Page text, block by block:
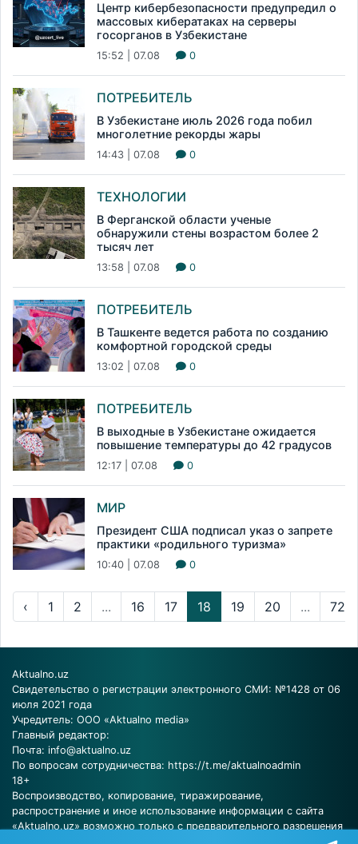
Центр кибербезопасности предупредил о
массовых кибератаках на серверы
госорганов в Узбекистане
15:52 | 07.08 0
ПОТРЕБИТЕЛЬ
В Узбекистане июль 2026 года побил
многолетние рекорды жары
14:43 | 07.08 0
ТЕХНОЛОГИИ
В Ферганской области ученые
обнаружили стены возрастом более 2
тысяч лет
13:58 | 07.08 0
ПОТРЕБИТЕЛЬ
В Ташкенте ведется работа по созданию
комфортной городской среды
13:02 | 07.08 0
ПОТРЕБИТЕЛЬ
В выходные в Узбекистане ожидается
повышение температуры до 42 градусов
12:17 | 07.08 0
МИР
Президент США подписал указ о запрете
практики «родильного туризма»
10:40 | 07.08 0
‹ 1 2 ... 16 17 18 19 20 ... 72
Aktualno.uz
Свидетельство о регистрации электронного СМИ: №1428 от 06
июля 2021 года
Учредитель: ООО «Aktualno media»
Главный редактор:
Почта: info@aktualno.uz
По вопросам сотрудничества: https://t.me/aktualnoadmin
18+
Воспроизводство, копирование, тиражирование,
распространение и иное использование информации с сайта
«Aktualno.uz» возможно только с предварительного разрешения